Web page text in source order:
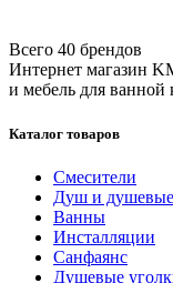
Всего 40 брендов
Интернет магазин
и мебель для ванной
Каталог товаров
Смесители
Душ и
Ванны
Инсталляции
Санфаянс
Душевые